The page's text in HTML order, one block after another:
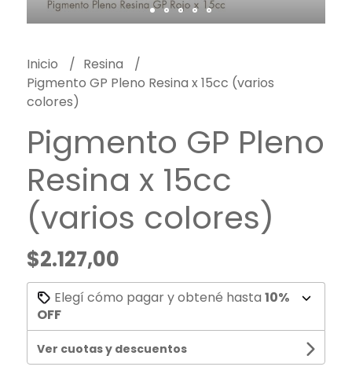
Inicio
Resina
Pigmento GP Pleno Resina x 15cc (varios
colores)
Pigmento GP Pleno
Resina x 15cc
(varios colores)
$2.127,00
Elegí cómo pagar y obtené hasta 10%
OFF
Ver cuotas y descuentos